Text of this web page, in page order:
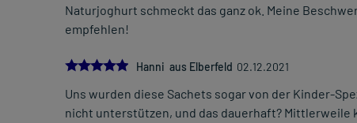
Naturjoghurt schmeckt das ganz ok. Meine
empfehlen!
5.0
Hanni aus Elberfeld 02.12.2021
Uns wurden diese Sachets sogar von der Kinder-
nicht unterstützen, und das dauerhaft?